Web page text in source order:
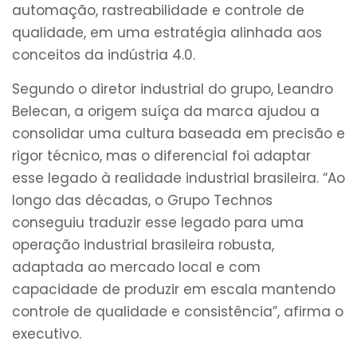
automação, rastreabilidade e controle de
qualidade, em uma estratégia alinhada aos
conceitos da indústria 4.0.
Segundo o diretor industrial do grupo, Leandro
Belecan, a origem suíça da marca ajudou a
consolidar uma cultura baseada em precisão e
rigor técnico, mas o diferencial foi adaptar
esse legado à realidade industrial brasileira. “Ao
longo das décadas, o Grupo Technos
conseguiu traduzir esse legado para uma
operação industrial brasileira robusta,
adaptada ao mercado local e com
capacidade de produzir em escala mantendo
controle de qualidade e consistência”, afirma o
executivo.